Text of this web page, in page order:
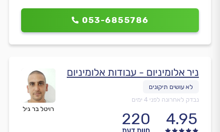
053-6855786
רויטל בר גיל
ניר אלומיניום - עבודות אלומיניום
נבדק לאחרונה לפני 4 ימים
4.95
220